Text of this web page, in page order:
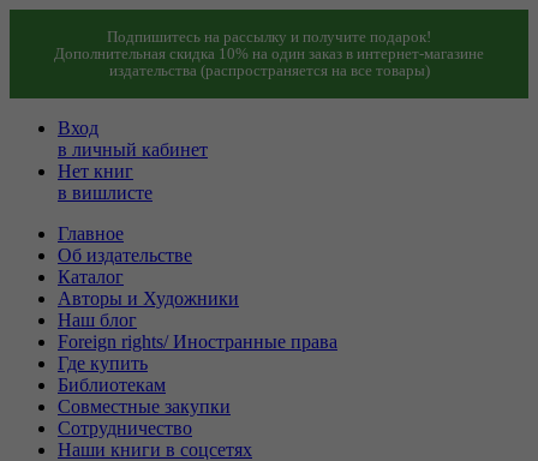
Подпишитесь на рассылку и получите подарок!
Дополнительная скидка 10% на один заказ в интернет-магазине
издательства (распространяется на все товары)
Вход
в личный кабинет
Нет книг
в вишлисте
Главное
Об издательстве
Каталог
Авторы и Художники
Наш блог
Foreign rights/ Иностранные права
Где купить
Библиотекам
Совместные закупки
Сотрудничество
Наши книги в соцсетях